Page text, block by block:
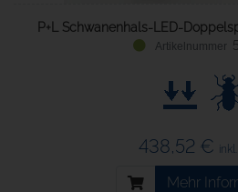
P+L Schwanenhals-LED-
438,52 €
Mehr